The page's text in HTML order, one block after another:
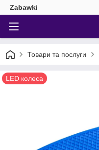
Zabawki
Товари та послуги
LED колеса